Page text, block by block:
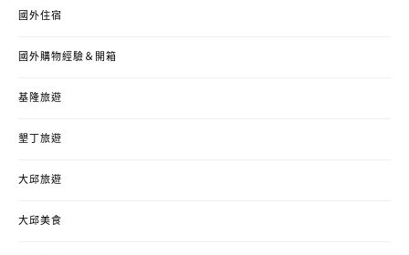
國外住宿
國外購物經驗＆開箱
基隆旅遊
墾丁旅遊
大邱旅遊
大邱美食